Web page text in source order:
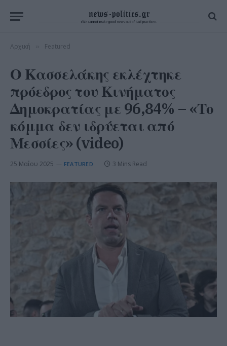
Αρχική Featured
Ο Κασσελάκης εκλέχτηκε
πρόεδρος του Κινήματος
Δημοκρατίας με 96,84% – «Το
κόμμα δεν ιδρύεται από
Μεσσίες» (video)
25 Μαΐου 2025 FEATURED 3 Mins Read